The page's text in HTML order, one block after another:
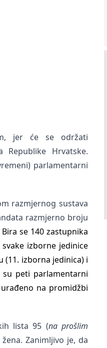
jer će se održati
Hrvatske.
parlamentarni
razmjernog sustava
razmjerno broju
se 140 zastupnika
izborne jedinice
(11. izborna jedinica) i
su peti parlamentarni
na promidžbi
lista 95 (na prošlim
Zanimljivo je, da